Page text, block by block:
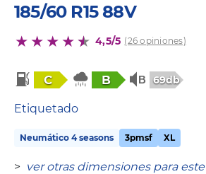
185/60 R15 88V
4,5/5 (26 opiniones)
C B 69db
Etiquetado
Neumático 4 seasons 3pmsf XL
> ver otras dimensiones para